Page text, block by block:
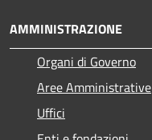
AMMINISTRAZIONE
Organi di Governo
Aree Amministrative
Uffici